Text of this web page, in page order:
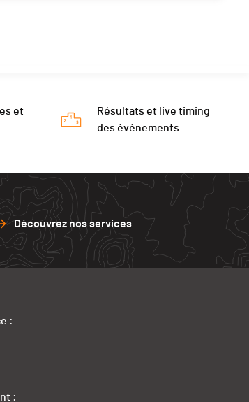
et
Résultats et live timing
des événements
Découvrez nos services
:
: